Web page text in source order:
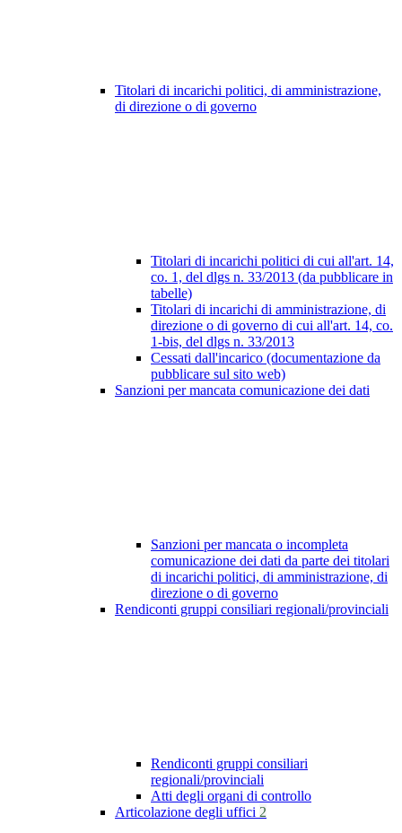
Titolari di incarichi politici, di amministrazione,
di direzione o di governo
Titolari di incarichi politici di cui all'art. 14,
co. 1, del dlgs n. 33/2013 (da pubblicare in
tabelle)
Titolari di incarichi di amministrazione, di
direzione o di governo di cui all'art. 14, co.
1-bis, del dlgs n. 33/2013
Cessati dall'incarico (documentazione da
pubblicare sul sito web)
Sanzioni per mancata comunicazione dei dati
Sanzioni per mancata o incompleta
comunicazione dei dati da parte dei titolari
di incarichi politici, di amministrazione, di
direzione o di governo
Rendiconti gruppi consiliari regionali/provinciali
Rendiconti gruppi consiliari
regionali/provinciali
Atti degli organi di controllo
Articolazione degli uffici 2